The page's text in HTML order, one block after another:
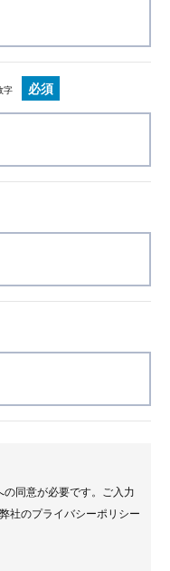
字 必須
の同意が必要です。ご入力
社のプライバシーポリシー